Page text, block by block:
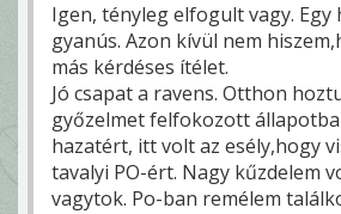
Igen, tényleg elfogult vagy. Egy
gyanús. Azon kívül nem
más kérdéses ítélet.
Jó csapat a ravens. Otthon
győzelmet felfokozott
hazatért, itt volt az esély,hogy
tavalyi PO-ért. Nagy kűzdelem
vagytok. Po-ban remélem